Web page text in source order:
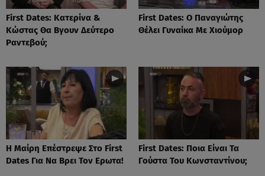
First Dates: Κατερίνα &
Κώστας Θα Βγουν Δεύτερο
Ραντεβού;
First Dates: Ο Παναγιώτης
Θέλει Γυναίκα Με Χιούμορ
Η Μαίρη Επέστρεψε Στο First
Dates Για Να Βρει Τον Ερωτα!
First Dates: Ποια Είναι Τα
Γούστα Του Κωνσταντίνου;